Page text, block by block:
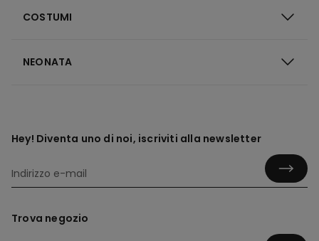
COSTUMI
NEONATA
Hey! Diventa uno di noi, iscriviti alla newsletter
Trova negozio